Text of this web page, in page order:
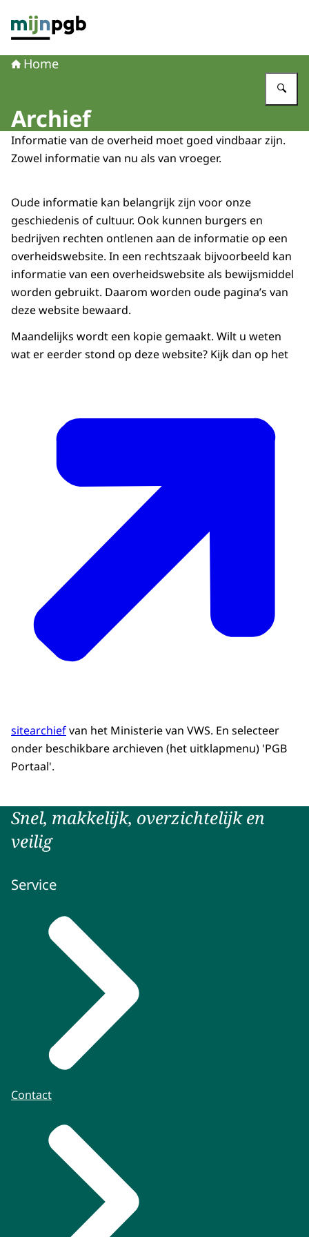
Home
Archief
Informatie van de overheid moet goed vindbaar zijn.
Zowel informatie van nu als van vroeger.
Oude informatie kan belangrijk zijn voor onze
geschiedenis of cultuur. Ook kunnen burgers en
bedrijven rechten ontlenen aan de informatie op een
overheidswebsite. In een rechtszaak bijvoorbeeld kan
informatie van een overheidswebsite als bewijsmiddel
worden gebruikt. Daarom worden oude pagina’s van
deze website bewaard.
Maandelijks wordt een kopie gemaakt. Wilt u weten
wat er eerder stond op deze website? Kijk dan op het
sitearchiefvan het Ministerie van VWS. En selecteer
onder beschikbare archieven (het uitklapmenu) 'PGB
Portaal'.
Snel, makkelijk, overzichtelijk en
veilig
Service
Contact